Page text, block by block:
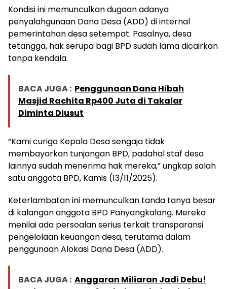
Kondisi ini memunculkan dugaan adanya
penyalahgunaan Dana Desa (ADD) di internal
pemerintahan desa setempat. Pasalnya, desa
tetangga, hak serupa bagi BPD sudah lama dicairkan
tanpa kendala.
BACA JUGA : Penggunaan Dana Hibah
Masjid Rachita Rp400 Juta di Takalar
Diminta Diusut
“Kami curiga Kepala Desa sengaja tidak
membayarkan tunjangan BPD, padahal staf desa
lainnya sudah menerima hak mereka,” ungkap salah
satu anggota BPD, Kamis (13/11/2025).
Keterlambatan ini memunculkan tanda tanya besar
di kalangan anggota BPD Panyangkalang. Mereka
menilai ada persoalan serius terkait transparansi
pengelolaan keuangan desa, terutama dalam
penggunaan Alokasi Dana Desa (ADD).
BACA JUGA : Anggaran Miliaran Jadi Debu!